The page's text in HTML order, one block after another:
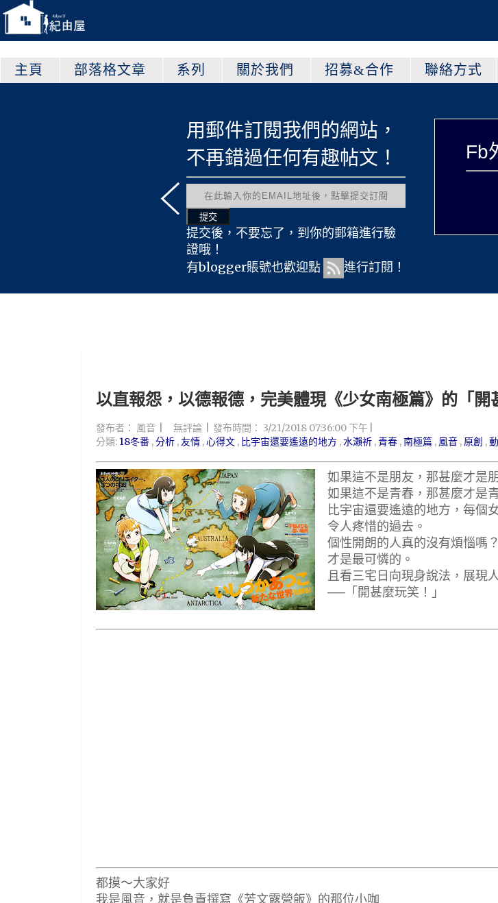
主頁 部落格文章 系列 關於我們 招募&合作 聯絡方式
用郵件訂閱我們的網站，
不再錯過任何有趣帖文！
提交後，不要忘了，到你的郵箱進行驗
證哦！
有blogger賬號也歡迎點
進行訂閱！
Fb
以直報怨，以德報德，完美體現《少女南極篇》的「開
發布者： 風音 無評論 發布時間： 3/21/2018 07:36:00 下午
分類: 18冬番 ,分析 , 友情 ,心得文 , 比宇宙還要遙遠的地方 ,水瀨祈 ,青春 ,南極篇 , 風音 , 原創 ,
如果這不是朋友，那甚麼才是
如果這不是青春，那甚麼才是
比宇宙還要遙遠的地方，每個
令人疼惜的過去。
個性開朗的人真的沒有煩惱嗎
才是最可憐的。
且看三宅日向現身說法，展現
──「開甚麼玩笑！」
都摸～大家好
我是風音，就是負責撰寫《芳文露營飯》的那位小咖